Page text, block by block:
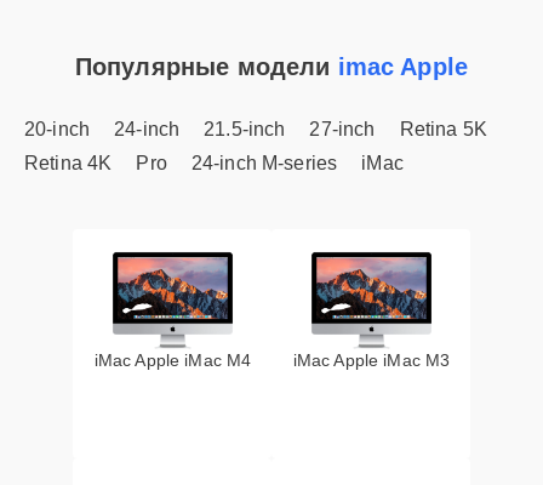
Популярные модели imac Apple
20-inch 24-inch 21.5-inch 27-inch
Retina 5K
Retina 4K
Pro 24-inch M-series iMac
iMac Apple iMac M4 iMac Apple iMac M3